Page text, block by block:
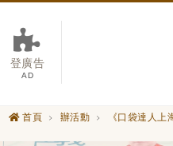
登廣告
AD
首頁 辦活動 《口袋達人上